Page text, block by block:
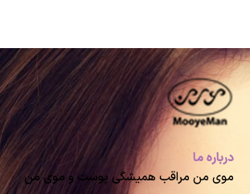
درباره ما
موی من مراقب همیشگی پوست و موی من